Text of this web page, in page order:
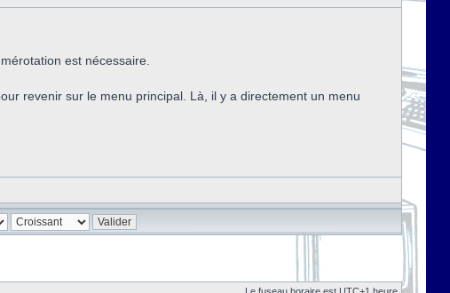
est nécessaire.
revenir sur le menu principal. Là, il y a directement un menu